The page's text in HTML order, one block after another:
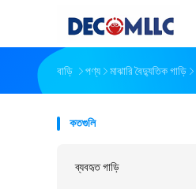
বাড়ি পণ্য মাঝারি বৈদ্যুতিক গাড়ি
কতগুলি
ব্যবহৃত গাড়ি